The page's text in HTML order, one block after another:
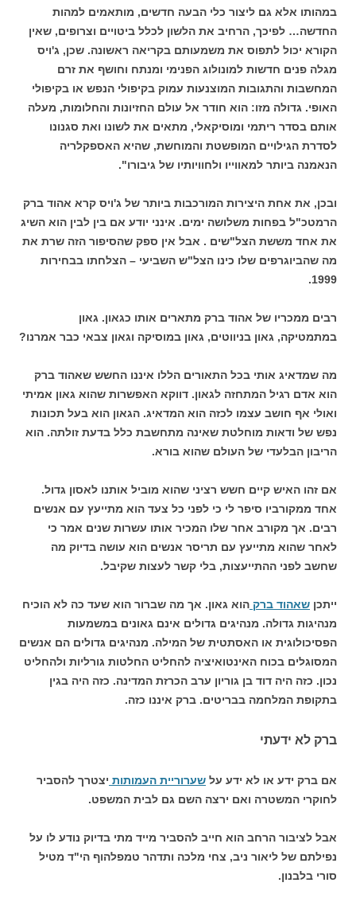
במהותו אלא גם ליצור כלי הבעה חדשים, מותאמים למהות
החדשה… לפיכך, הרחיב את הלשון לכלל ביטויים וצרופים, שאין
הקורא יכול לתפוס את משמעותם בקריאה ראשונה. שכן, ג'ויס
מגלה פנים חדשות למונולוג הפנימי ומנתח וחושף את זרם
המחשבות והתגובות המוצנעות עמוק בקיפולי הנפש או בקיפולי
האופי. גדולה מזו: הוא חודר אל עולם החזיונות והחלומות, מעלה
אותם בסדר ריתמי ומוסיקאלי, מתאים את לשונו ואת סגנונו
לסדרת הגילויים המופשטת והמוחשת, שהיא האספקלריה
הנאמנה ביותר למאווייו ולחוויותיו של גיבורו".
ובכן, את אחת היצירות המורכבות ביותר של ג'ויס קרא אהוד ברק
הרמטכ"ל בפחות משלושה ימים. אינני יודע אם בין לבין הוא השיג
את אחד מששת הצל"שים . אבל אין ספק שהסיפור הזה שרת את
מה שהביוגרפים שלו כינו הצל"ש השביעי – הצלחתו בבחירות
1999.
רבים ממכריו של אהוד ברק מתארים אותו כגאון. גאון
במתמטיקה, גאון בניווטים, גאון במוסיקה וגאון צבאי כבר אמרנו?
מה שמדאיג אותי בכל התאורים הללו איננו החשש שאהוד ברק
הוא אדם רגיל המתחזה לגאון. דווקא האפשרות שהוא גאון אמיתי
ואולי אף חושב עצמו לכזה הוא המדאיג. הגאון הוא בעל תכונות
נפש של ודאות מוחלטת שאינה מתחשבת כלל בדעת זולתה. הוא
הריבון הבלעדי של העולם שהוא בורא.
אם זהו האיש קיים חשש רציני שהוא מוביל אותנו לאסון גדול.
אחד ממקורביו סיפר לי כי לפני כל צעד הוא מתייעץ עם אנשים
רבים. אך מקורב אחר שלו המכיר אותו עשרות שנים אמר כי
לאחר שהוא מתייעץ עם תריסר אנשים הוא עושה בדיוק מה
שחשב לפני ההתייעצות, בלי קשר לעצות שקיבל.
ייתכן שאהוד ברק הוא גאון. אך מה שברור הוא שעד כה לא הוכיח
מנהיגות גדולה. מנהיגים גדולים אינם גאונים במשמעות
הפסיכולוגית או האסתטית של המילה. מנהיגים גדולים הם אנשים
המסוגלים בכוח האינטואיציה להחליט החלטות גורליות ולהחליט
נכון. כזה היה דוד בן גוריון ערב הכרזת המדינה. כזה היה בגין
בתקופת המלחמה בבריטים. ברק איננו כזה.
ברק לא ידעתי
אם ברק ידע או לא ידע על שערוריית העמותות יצטרך להסביר
לחוקרי המשטרה ואם ירצה השם גם לבית המשפט.
אבל לציבור הרחב הוא חייב להסביר מייד מתי בדיוק נודע לו על
נפילתם של ליאור ניב, צחי מלכה ותדהר טמפלהוף הי"ד מטיל
סורי בלבנון.